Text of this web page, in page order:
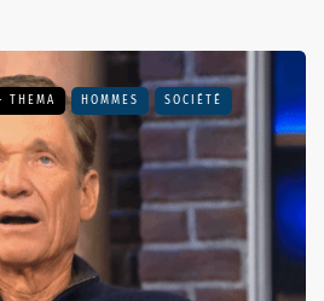
THEMA HOMMES SOCIÉTÉ